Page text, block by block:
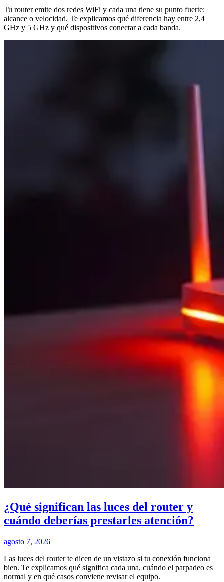
Tu router emite dos redes WiFi y cada una tiene su punto fuerte:
alcance o velocidad. Te explicamos qué diferencia hay entre 2,4
GHz y 5 GHz y qué dispositivos conectar a cada banda.
¿Qué significan las luces del router y
cuándo deberías prestarles atención?
agosto 7, 2026
Las luces del router te dicen de un vistazo si tu conexión funciona
bien. Te explicamos qué significa cada una, cuándo el parpadeo es
normal y en qué casos conviene revisar el equipo.